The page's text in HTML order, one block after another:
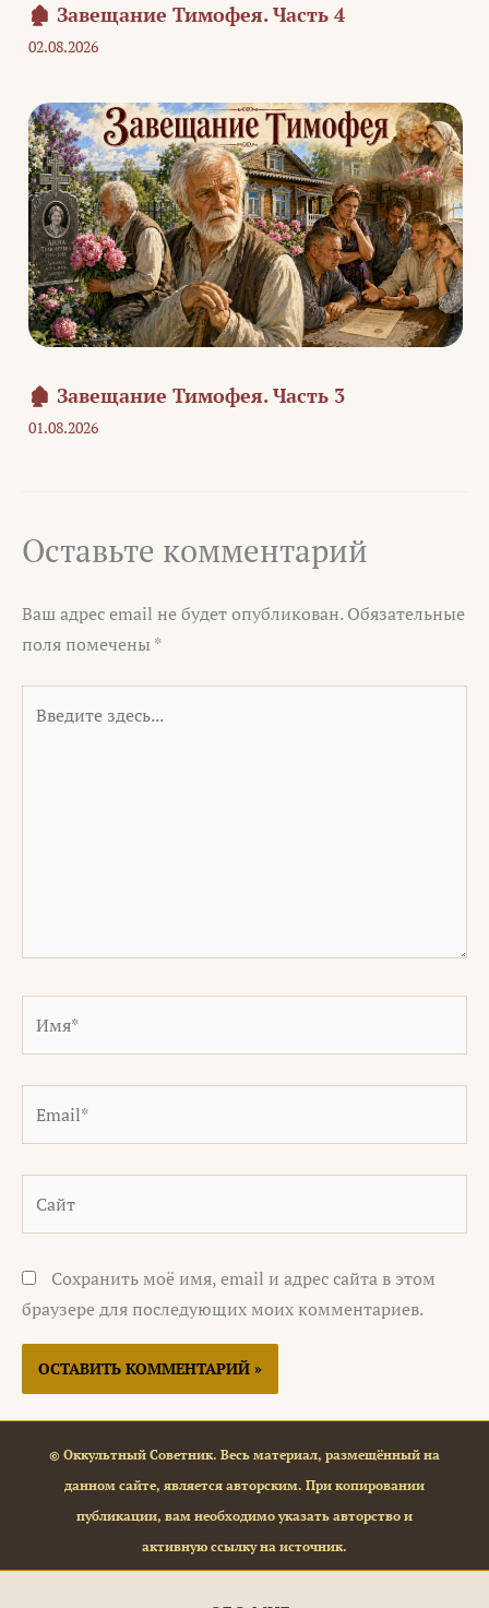
🏚️ Завещание Тимофея. Часть 4
02.08.2026
🏚️ Завещание Тимофея. Часть 3
01.08.2026
Оставьте комментарий
Ваш адрес email не будет опубликован. Обязательные
поля помечены *
здесь...
Сохранить моё имя, email и адрес сайта в этом
браузере для последующих моих комментариев.
© Оккультный Советник. Весь материал, размещённый на
данном сайте, является авторским. При копировании
публикации, вам необходимо указать авторство и
активную ссылку на источник.